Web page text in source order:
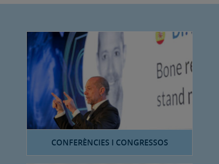
CONFERÈNCIES I CONGRESSOS